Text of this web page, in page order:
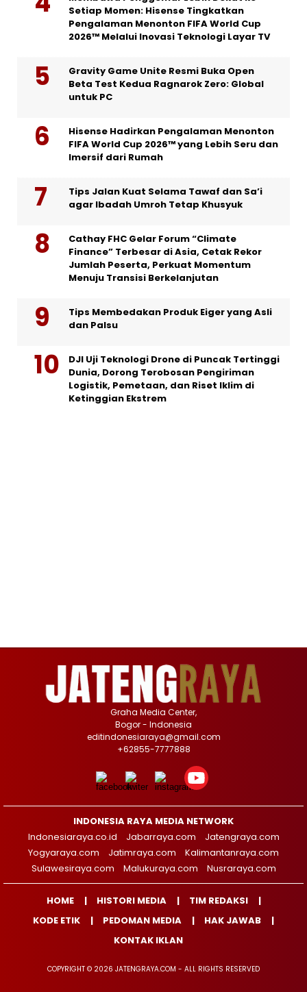
Setiap Momen: Hisense Tingkatkan
Pengalaman Menonton FIFA World Cup
2026™ Melalui Inovasi Teknologi Layar TV
Gravity Game Unite Resmi Buka Open
Beta Test Kedua Ragnarok Zero: Global
untuk PC
Hisense Hadirkan Pengalaman Menonton
FIFA World Cup 2026™ yang Lebih Seru dan
Imersif dari Rumah
Tips Jalan Kuat Selama Tawaf dan Sa’i
agar Ibadah Umroh Tetap Khusyuk
Cathay FHC Gelar Forum “Climate
Finance” Terbesar di Asia, Cetak Rekor
Jumlah Peserta, Perkuat Momentum
Menuju Transisi Berkelanjutan
Tips Membedakan Produk Eiger yang Asli
dan Palsu
DJI Uji Teknologi Drone di Puncak Tertinggi
Dunia, Dorong Terobosan Pengiriman
Logistik, Pemetaan, dan Riset Iklim di
Ketinggian Ekstrem
Graha Media Center,
Bogor - Indonesia
editindonesiaraya@gmail.com
+62855-7777888
INDONESIA RAYA MEDIA NETWORK
Indonesiaraya.co.id
Jabarraya.com
Jatengraya.com
Yogyaraya.com
Jatimraya.com
Kalimantanraya.com
Sulawesiraya.com
Malukuraya.com Nusraraya.com
HOME HISTORI MEDIA
TIM REDAKSI
KODE ETIK
PEDOMAN MEDIA
HAK JAWAB
KONTAK IKLAN
COPYRIGHT © 2026 JATENGRAYA.COM - ALL RIGHTS RESERVED